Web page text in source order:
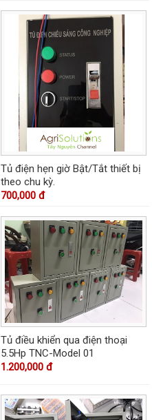
Tủ điện hẹn giờ Bật/Tắt thiết bị
theo chu kỳ.
700,000 đ
Tủ điều khiển qua điện thoại
5.5Hp TNC-Model 01
1.200,000 đ